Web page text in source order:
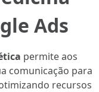
Ads
permite aos
comunicação para
recursos